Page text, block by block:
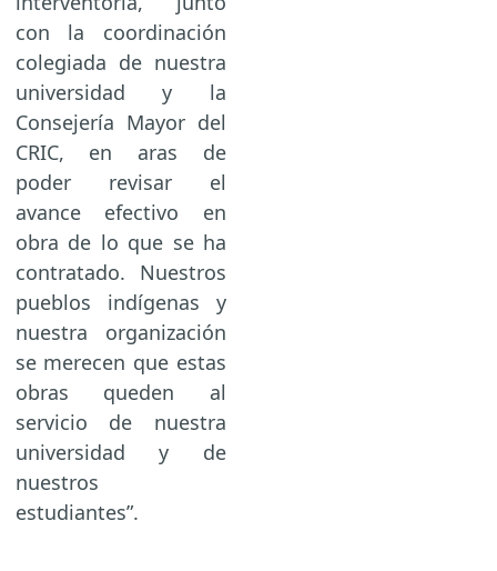
con la coordinación
colegiada de nuestra
universidad y la
Consejería Mayor del
CRIC, en aras de
poder revisar el
avance efectivo en
obra de lo que se ha
contratado. Nuestros
pueblos indígenas y
nuestra organización
se merecen que estas
obras queden al
servicio de nuestra
universidad y de
nuestros
estudiantes”.